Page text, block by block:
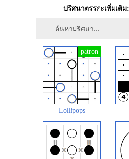
ปริศนาตรรกะเพิ่มเติม:
Lollipops